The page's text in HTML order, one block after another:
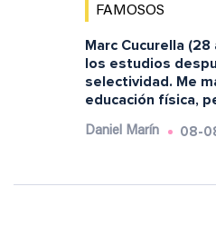
FAMOSOS
Marc Cucurella
los estudios
selectividad. Me
educación física,
Daniel Marín 08-